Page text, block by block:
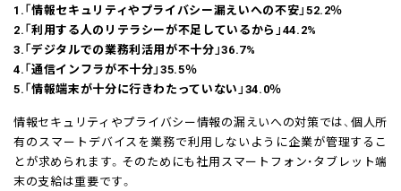
1.「情報セキュリティやプライバシー漏えいへの不安」52.2％
2.「利用する人のリテラシーが不足しているから」44.2%
3.「デジタルでの業務利活用が不十分」36.7%
4.「通信インフラが不十分」35.5％
5.「情報端末が十分に行きわたっていない」34.0％
情報セキュリティやプライバシー情報の漏えいへの対策では、個人所
有のスマートデバイスを業務で利用しないように企業が管理するこ
とが求められます。そのためにも社用スマートフォン・タブレット端
末の支給は重要です。